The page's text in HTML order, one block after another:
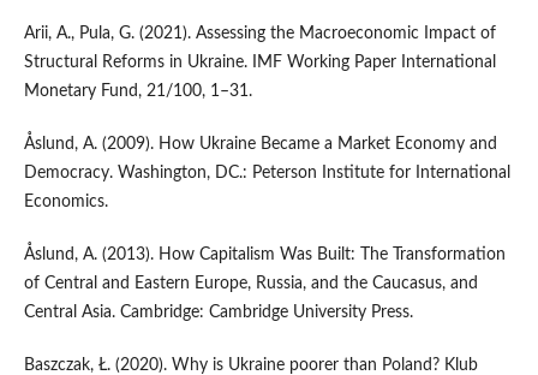
Arii, A., Pula, G. (2021). Assessing the Macroeconomic Impact of
Structural Reforms in Ukraine. IMF Working Paper International
Monetary Fund, 21/100, 1–31.
Åslund, A. (2009). How Ukraine Became a Market Economy and
Democracy. Washington, DC.: Peterson Institute for International
Economics.
Åslund, A. (2013). How Capitalism Was Built: The Transformation
of Central and Eastern Europe, Russia, and the Caucasus, and
Central Asia. Cambridge: Cambridge University Press.
Baszczak, Ł. (2020). Why is Ukraine poorer than Poland? Klub